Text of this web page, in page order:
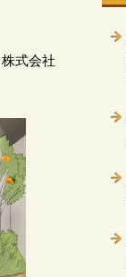
式会社